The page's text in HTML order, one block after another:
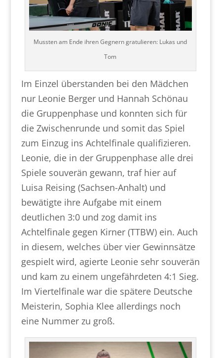
Mussten am Ende ihren Gegnern gratulieren: Lukas und
Tom
Im Einzel überstanden bei den Mädchen
nur Leonie Berger und Hannah Schönau
die Gruppenphase und konnten sich für
die Zwischenrunde und somit das Spiel
zum Einzug ins Achtelfinale qualifizieren.
Leonie, die in der Gruppenphase alle drei
Spiele souverän gewann, traf hier auf
Luisa Reising (Sachsen-Anhalt) und
bewätigte ihre Aufgabe mit einem
deutlichen 3:0 und zog damit ins
Achtelfinale gegen Kirner (TTBW) ein. Auch
in diesem, welches über vier Gewinnsätze
gespielt wird, agierte Leonie sehr souverän
und kam zu einem ungefährdeten 4:1 Sieg.
Im Viertelfinale war die spätere Deutsche
Meisterin, Sophia Klee allerdings noch
eine Nummer zu groß.